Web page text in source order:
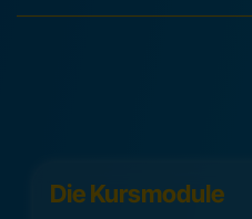
Die Kursmodule